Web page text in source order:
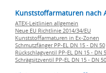
Kunststoffarmaturen nach
ATEX-Leitlinien allgemein
Neue EU Richtlinie 2014/34/EU
Kunststoffarmaturen in Ex-Zonen
Schmutzfänger PP-EL DN 15 - DN 50
Rückschlagventil PP-EL DN 15 - DN
Schrägsitzventil PP-EL DN 15 - DN 50